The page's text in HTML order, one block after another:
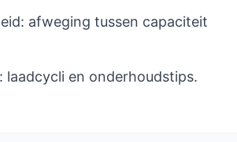
afweging tussen capaciteit
laadcycli en onderhoudstips.